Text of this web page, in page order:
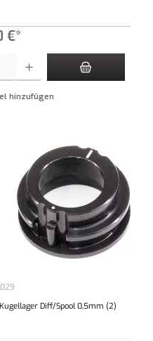
€*
hinzufügen
Diff/Spool 0,5mm (2)